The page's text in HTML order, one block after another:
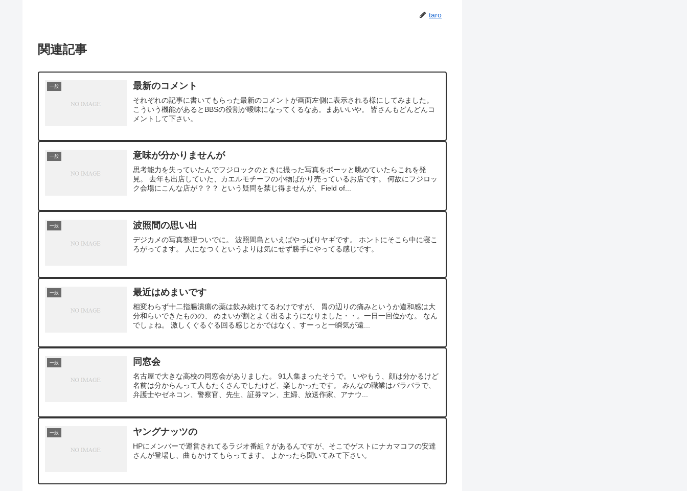
taro
関連記事
一般 最新のコメント
それぞれの記事に書いてもらった最新のコメントが画面左側に表示される様にしてみました。
こういう機能があるとBBSの役割が曖昧になってくるなあ。まあいいや。 皆さんもどんどんコ
メントして下さい。
一般 意味が分かりませんが
思考能力を失っていたんでフジロックのときに撮った写真をボーッと眺めていたらこれを発
見。 去年も出店していた、カエルモチーフの小物ばかり売っているお店です。 何故にフジロッ
ク会場にこんな店が？？？ という疑問を禁じ得ませんが、Field of...
一般 波照間の思い出
デジカメの写真整理ついでに。 波照間島といえばやっぱりヤギです。 ホントにそこら中に寝こ
ろがってます。 人になつくというよりは気にせず勝手にやってる感じです。
一般 最近はめまいです
相変わらず十二指腸潰瘍の薬は飲み続けてるわけですが、 胃の辺りの痛みというか違和感は大
分和らいできたものの、 めまいが割とよく出るようになりました・・。一日一回位かな。 なん
でしょね。 激しくぐるぐる回る感じとかではなく、すーっと一瞬気が遠...
一般 同窓会
名古屋で大きな高校の同窓会がありました。 91人集まったそうで。 いやもう、顔は分かるけど
名前は分からんって人もたくさんでしたけど、楽しかったです。 みんなの職業はバラバラで、
弁護士やゼネコン、警察官、先生、証券マン、主婦、放送作家、アナウ...
一般 ヤングナッツの
HPにメンバーで運営されてるラジオ番組？があるんですが、そこでゲストにナカマコフの安達
さんが登場し、曲もかけてもらってます。 よかったら聞いてみて下さい。